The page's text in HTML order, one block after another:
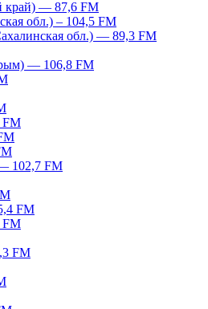
край) — 87,6 FM
обл.) – 104,5 FM
обл.) — 89,3 FM
— 106,8 FM
102,7 FM
FM
FM
FM